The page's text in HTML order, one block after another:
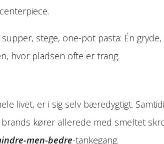
stege, one-pot pasta: Én
hvor pladsen ofte er trang.
livet, er i sig selv bæredygtigt.
brands kører allerede med smeltet
men-bedre-tankegang.